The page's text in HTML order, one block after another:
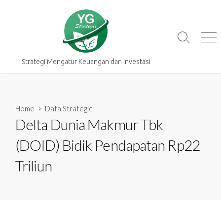
Strategi Mengatur Keuangan dan Investasi
Search
Home > Data Strategic
Delta Dunia Makmur Tbk
(DOID) Bidik Pendapatan Rp22
Triliun